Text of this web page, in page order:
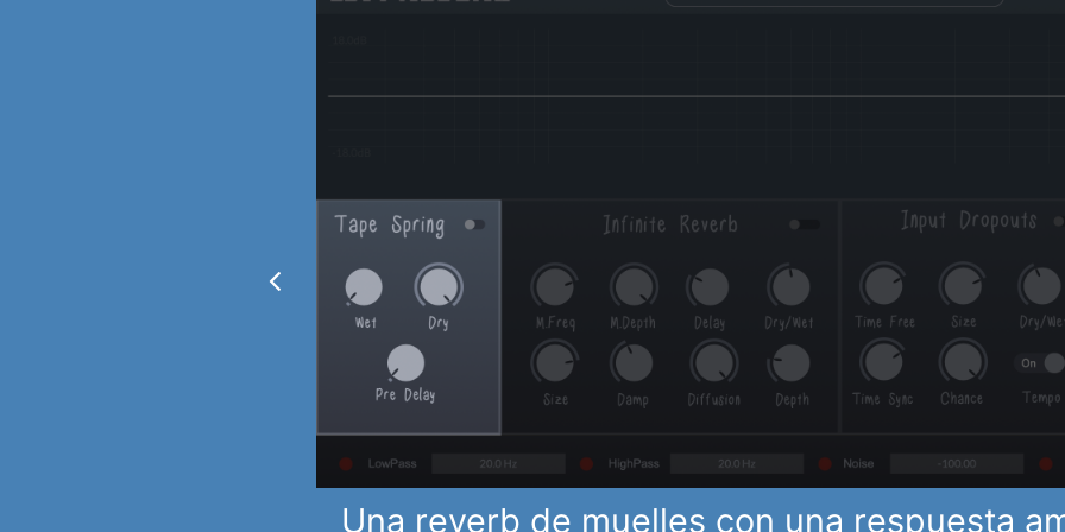
Una reverb de muelles con una respuesta